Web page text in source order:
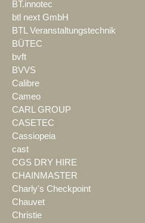
BT.innotec
btl next GmbH
BTL Veranstaltungstechnik
BÜTEC
bvft
BVVS
Calibre
Cameo
CARL GROUP
CASETEC
Cassiopeia
cast
CGS DRY HIRE
CHAINMASTER
Charly's Checkpoint
Chauvet
Christie